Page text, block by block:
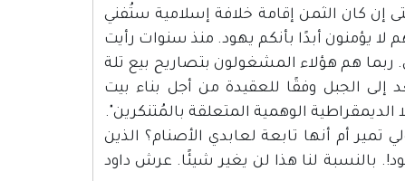
إن كان الثمن إقامة خلافة إسلامية ستُفني
لا يؤمنون أبدًا بأنكم يهود. منذ سنوات رأيت
ربما هم هؤلاء المشغولون بتصاريح بيع تلة
إلى الجبل وفقًا للعقيدة من أجل بناء بيت
الوهمية المتعلقة بالمُتنكرين".
تمير أم أنها تابعة لعابدي الأصنام؟ الذين
بالنسبة لنا هذا لن يغير شيئًا. عرش داود